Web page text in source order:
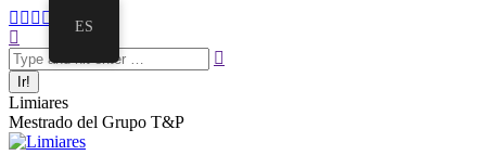
Saltar
al
contenido
Facebook
opens
in
new
window
Twitter
opens
in
new
window
Mail
opens
in
window
Instagram
page
in
window
Linkedin
page
in
window
Buscar:
Limiares
Mestrado del Grupo T&P
ES